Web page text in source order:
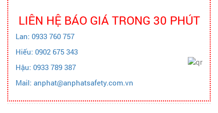
LIÊN HỆ BÁO GIÁ TRONG 30 PHÚT
Lan: 0933 760 757
Hiếu: 0902 675 343
Hậu: 0933 789 387
Mail: anphat@anphatsafety.com.vn